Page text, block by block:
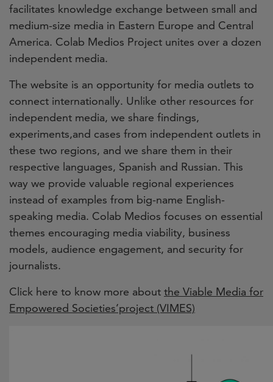
facilitates knowledge exchange between small and
medium-size media in Eastern Europe and Central
America. Colab Medios Project unites over a dozen
independent media.
The website is an opportunity for media outlets to
connect internationally. Unlike other resources for
independent media, we share findings,
experiments,and cases from independent outlets in
these two regions, and we share them in their
respective languages, Spanish and Russian. This
way we provide valuable regional experiences
instead of examples from big-name English-
speaking media. Colab Medios focuses on essential
themes encouraging media viability, business
models, audience engagement, and security for
journalists.
Click here to know more about the Viable Media for
Empowered Societies’project (VIMES)